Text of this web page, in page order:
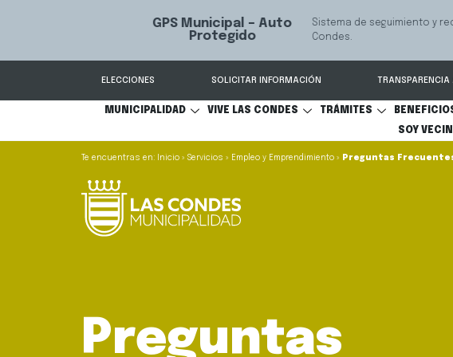
GPS Municipal – Auto
Protegido
Sistema de seguimiento y
Condes.
ELECCIONES SOLICITAR INFORMACIÓN TRANSPARENCIA
MUNICIPALIDAD VIVE LAS CONDES TRÁMITES
SOY
Inicio » Servicios » Empleo y Emprendimiento » Preguntas
Preguntas